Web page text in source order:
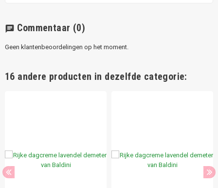
chat Commentaar (0)
Geen klantenbeoordelingen op het moment.
16 andere producten in dezelfde categorie: